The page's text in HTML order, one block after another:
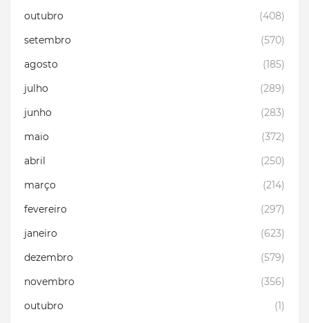
outubro
(408)
setembro
(570)
agosto
(185)
julho
(289)
junho
(283)
maio
(372)
abril
(250)
março
(214)
fevereiro
(297)
janeiro
(623)
dezembro
(579)
novembro
(356)
outubro
(1)